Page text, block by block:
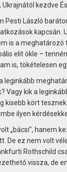
kezdve
Pesti László
is a
elit ökle –
is, tökételesen
leginkább
Vagy kik a
kisebb kört
ilyen
„bácsi”, hanem
De ez nem volt
Rothschild
vissza, de